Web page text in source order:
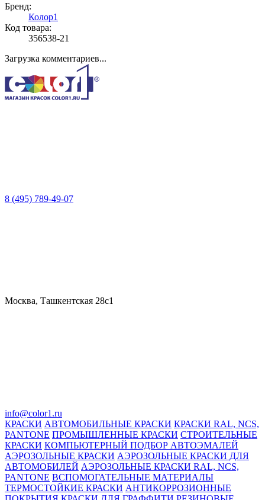
Бренд:
Колор1
Код товара:
356538-21
Загрузка комментариев...
8 (495) 789-49-07
Москва, Ташкентская 28с1
info@color1.ru
КРАСКИ АВТОМОБИЛЬНЫЕ КРАСКИ КРАСКИ RAL, NCS,
PANTONE ПРОМЫШЛЕННЫЕ КРАСКИ СТРОИТЕЛЬНЫЕ
КРАСКИ КОМПЬЮТЕРНЫЙ ПОДБОР АВТОЭМАЛЕЙ
АЭРОЗОЛЬНЫЕ КРАСКИ АЭРОЗОЛЬНЫЕ КРАСКИ ДЛЯ
АВТОМОБИЛЕЙ АЭРОЗОЛЬНЫЕ КРАСКИ RAL, NCS,
PANTONE ВСПОМОГАТЕЛЬНЫЕ МАТЕРИАЛЫ
ТЕРМОСТОЙКИЕ КРАСКИ АНТИКОРРОЗИОННЫЕ